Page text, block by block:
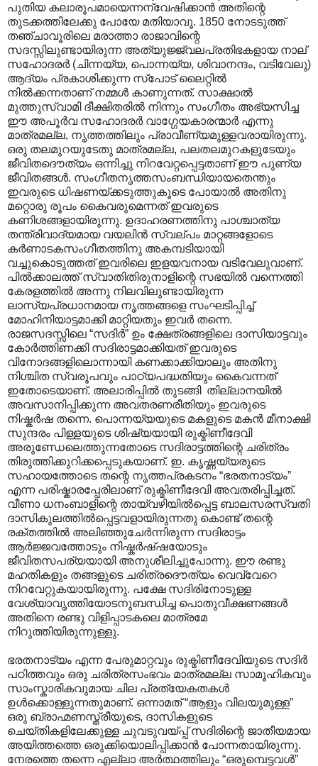
പുതിയ കലാരൂപമായെന്നന്വേഷിക്കാന്‍ അതിന്റെ
തുടക്കത്തിലേക്കു പോയേ മതിയാവൂ. 1850 നോടടുത്ത്
തഞ്ചാവൂരിലെ മരാത്താ രാജാവിന്റെ
സദസ്സിലുണ്ടായിരുന്ന അത്യുജ്ജ്വലപ്രതിഭകളായ നാല്
സഹോദരര്‍ (ചിന്നയ്യ, പൊന്നയ്യ, ശിവാനന്ദം, വടിവേലു)
ആ‍ദ്യം പ്രകാശിക്കുന്ന സ്പോട് ലൈറ്റില്‍
നില്‍ക്കന്നതാണ് നമ്മള്‍ കാണുന്നത്. സാക്ഷാല്‍
മുത്തുസ്വാമി ദീക്ഷിതരില്‍ നിന്നും സംഗീതം അഭ്യസിച്ച
ഈ അപൂര്‍വ സഹോദരര്‍ വാഗ്ഗേയകാരന്മാര്‍ എന്നു
മാത്രമല്ല, നൃത്തത്തിലും പ്രാവീണ്യമുള്ളവരായിരുന്നു.
ഒരു തലമുറയുടേതു മാത്രമല്ല, പലതലമുറകളുടേയും
ജീവിതദൌത്യം ഒന്നിച്ചു നിറവേറ്റപ്പെട്ടതാണ് ഈ പുണ്യ
ജീവിതങ്ങള്‍. സംഗീതനൃത്തസംബന്ധിയായതെന്തും
ഇവരുടെ ധിഷണയ്ക്കടുത്തുകൂടെ പോയാല്‍ അതിനു
മറ്റൊരു രൂപം കൈവരുമെന്നത് ഇവരുടെ
കണിശങ്ങളായിരുന്നു. ഉദാഹരണത്തിനു പാശ്ചാത്യ
തന്ത്രിവാദ്യമായ വയലിന്‍ സ്വല്പം മാറ്റങ്ങളോടെ
കര്‍ണാടകസംഗീതത്തിനു അകമ്പടിയായി
വച്ചുകൊടുത്തത് ഇവരിലെ ഇളയവനായ വടിവേലുവാണ്.
പില്‍ക്കാലത്ത് സ്വാതിതിരുനാളിന്റെ സഭയില്‍ വന്നെത്തി
കേരള‍ത്തില്‍ അന്നു നിലവിലുണ്ടായിരുന്ന
ലാസ്യപ്രധാനമായ നൃത്തങ്ങളെ സംഘടിപ്പിച്ച്
മോഹിനിയാട്ടമാക്കി മാറ്റിയതും ഇവര്‍ തന്നെ.
രാജസദസ്സിലെ “സദിര്‍” ഉം ക്ഷേത്രങ്ങളിലെ ദാസിയാട്ടവും
കോര്‍ത്തിണക്കി സദിരാട്ടമാക്കിയത് ഇവരുടെ
വിനോദങ്ങളിലൊന്നായി കണക്കാക്കിയാലും അതിനു
നിശ്ചിത സ്വരൂപവും പാഠ്യപദ്ധതിയും കൈവന്നത്
ഇതോടെയാണ്. അലാരിപ്പില്‍ തുടങ്ങി ‍ തില്ലാനയില്‍
അവസാനിപ്പിക്കുന്ന അവതരണരീതിയും ഇവരുടെ
നിഷ്കര്‍ഷ തന്നെ. പൊന്നയ്യയുടെ മകളുടെ മകന്‍ മീനാക്ഷി
സുന്ദരം പിള്ളയുടെ ശിഷ്യയായി രുക്മിണീദേവി
അരുണ്ഡേലെത്തുന്നതോടെ സദിരാട്ടത്തിന്റെ ചരിത്രം
തിരുത്തിക്കുറിക്കപ്പെടുകയാണ്. ഇ. കൃഷ്ണയ്യരുടെ
സഹായത്തോടെ തന്റെ നൃത്തപ്രകടനം “ഭരതനാട്യം”
എന്ന പരിഷ്കാരപ്പേരിലാണ് രുക്മിണീദേവി അവതരിപ്പിച്ചത്.
വീണാ ധനംബാളിന്റെ തായ്‌വഴിയില്‍പ്പെട്ട ബാലസരസ്വതി
ദാസികുലത്തില്‍പ്പെട്ടവളായിരുന്നതു കൊണ്ട് തന്റെ
രക്തത്തില്‍ അലിഞ്ഞുചേര്‍ന്നിരുന്ന സദിരാട്ടം
ആര്‍ജ്ജവത്തോടും നിഷ്കര്‍ഷ്ഷയോടും
ജീവിതസപര്യയായി അനുശീലിച്ചുപോന്നു. ഈ രണ്ടു
മഹതികളും തങ്ങളുടെ ചരിത്രദൌത്യം വെവ്വേറെ
നിറവേറ്റുകയായിരുന്നു. പക്ഷേ സദിരിനോടുള്ള ‍
വേശ്യാവൃത്തിയോടനുബന്ധിച്ച പൊതുവീക്ഷണങ്ങള്‍
അതിനെ രണ്ടു വിളിപ്പാടകലെ മാത്രമേ
നിറുത്തിയിരുന്നുള്ളു.
ഭരതനാട്യം എന്ന പേരുമാറ്റവും രുക്മിണീദേവിയുടെ സദിര്‍
പഠിത്തവും ഒരു ചരിത്രസംഭവം മാത്രമല്ല സാമൂഹികവും
സാംസ്കാരികവുമായ ചില പ്രത്യേകതകള്‍
ഉള്‍ക്കൊള്ളുന്നതുമാ‍ണ്. ഒന്നാമത് “ആളും വിലയുമുള്ള”
ഒരു ബ്രാഹ്മണസ്ത്രീയുടെ, ദാസികളുടെ
ചെയ്തികളിലേക്കുള്ള ചുവടുവയ്പ്പ് സദിരിന്റെ ജാതീയമായ
അയിത്തത്തെ ഒരുക്കിയൊലിപ്പിക്കാന്‍ പോന്നതായിരുന്നു.
നേരത്തെ തന്നെ എല്ലാ അര്‍ത്ഥത്തിലും “ഒരുമ്പെട്ടവള്‍”